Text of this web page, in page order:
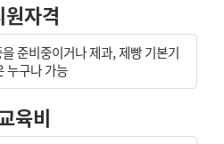
원자격
준비중이거나 제과, 제빵 기본기
누구나 가능
육비